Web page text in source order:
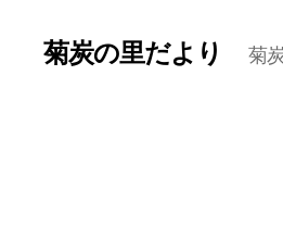
菊炭の里だより 菊